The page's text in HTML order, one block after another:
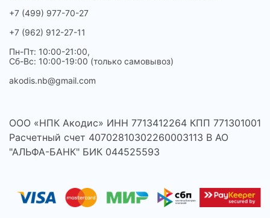
+7 (499) 977-70-27
+7 (962) 912-27-11
Пн-Пт: 10:00-21:00,
Сб-Вс: 10:00-19:00 (только самовывоз)
akodis.nb@gmail.com
ООО «НПК Акодис» ИНН 7713412264 КПП 771301001
Расчетный счет 40702810302260003113 В АО
"АЛЬФА-БАНК" БИК 044525593